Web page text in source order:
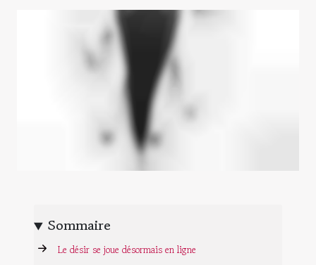
Sommaire
Le désir se joue désormais en ligne